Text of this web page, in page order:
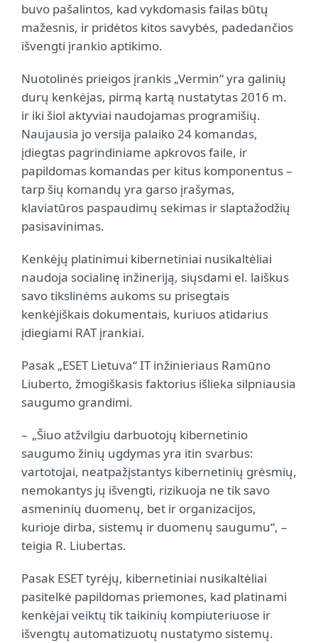
buvo pašalintos, kad vykdomasis failas būtų
mažesnis, ir pridėtos kitos savybės, padedančios
išvengti įrankio aptikimo.
Nuotolinės prieigos įrankis „Vermin“ yra galinių
durų kenkėjas, pirmą kartą nustatytas 2016 m.
ir iki šiol aktyviai naudojamas programišių.
Naujausia jo versija palaiko 24 komandas,
įdiegtas pagrindiniame apkrovos faile, ir
papildomas komandas per kitus komponentus –
tarp šių komandų yra garso įrašymas,
klaviatūros paspaudimų sekimas ir slaptažodžių
pasisavinimas.
Kenkėjų platinimui kibernetiniai nusikaltėliai
naudoja socialinę inžineriją, siųsdami el. laiškus
savo tikslinėms aukoms su prisegtais
kenkėjiškais dokumentais, kuriuos atidarius
įdiegiami RAT įrankiai.
Pasak „ESET Lietuva“ IT inžinieriaus Ramūno
Liuberto, žmogiškasis faktorius išlieka silpniausia
saugumo grandimi.
„Šiuo atžvilgiu darbuotojų kibernetinio
saugumo žinių ugdymas yra itin svarbus:
vartotojai, neatpažįstantys kibernetinių grėsmių,
nemokantys jų išvengti, rizikuoja ne tik savo
asmeninių duomenų, bet ir organizacijos,
kurioje dirba, sistemų ir duomenų saugumu“, –
teigia R. Liubertas.
Pasak ESET tyrėjų, kibernetiniai nusikaltėliai
pasitelkė papildomas priemones, kad platinami
kenkėjai veiktų tik taikinių kompiuteriuose ir
išvengtų automatizuotų nustatymo sistemų.